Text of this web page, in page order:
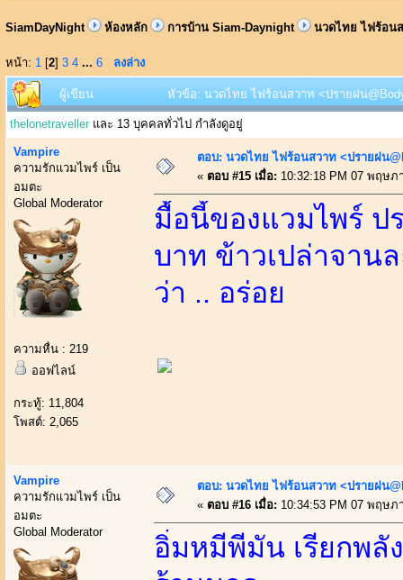
SiamDayNight ห้องหลัก การบ้าน Siam-Daynight นวดไทย ไฟร้อน
หน้า: 1 [2] 3 4 ... 6 ลงล่าง
ผู้เขียน หัวข้อ: นวดไทย ไฟร้อนสวาท <ปรายฝน
thelonetraveller และ 13 บุคคลทั่วไป กำลังดูอยู่
Vampire
ความรักแวมไพร์ เป็น
อมตะ
Global Moderator
ความหื่น : 219
ออฟไลน์
กระทู้: 11,804
โพสต์: 2,065
ตอบ: นวดไทย ไฟร้อนสวาท <ปรายฝน
« ตอบ #15 เมื่อ: 10:32:18 PM 07 พฤษภ
มื้อนี้ของแวมไพร์ ป
บาท ข้าวเปล่าจาน
ว่า .. อร่อย
Vampire
ความรักแวมไพร์ เป็น
อมตะ
Global Moderator
ตอบ: นวดไทย ไฟร้อนสวาท <ปรายฝน
« ตอบ #16 เมื่อ: 10:34:53 PM 07 พฤษภ
อิ่มหมีพีมัน เรียกพลั